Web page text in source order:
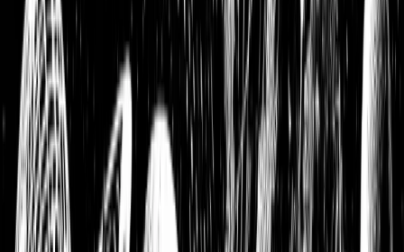
Kaufenswerte Aktien im April 2021: Wo wir jetzt 10.000
Euro investieren würden